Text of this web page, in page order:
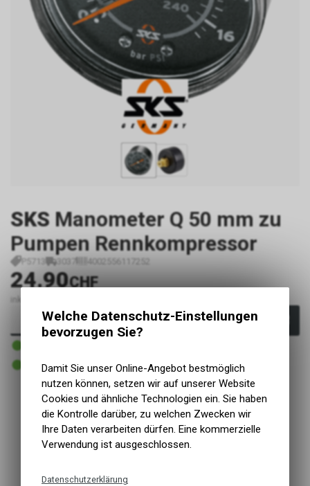
SKS Manometer Q 50 mm zu
Pumpen Rennkompressor
P5713 3037 4002556117252
24.90CHF
inkl. MwSt., zzgl. Versandkosten
In den Warenkorb
1 - 3 Tage lieferbar
Abholung VELOIN Zweirad-Werkstatt
KurzbezeichnungQ50
Ersatzmanometer zu SKS Standpumpen
Rennkompressor
Welche Datenschutz-Einstellungen
bevorzugen Sie?
Damit Sie unser Online-Angebot bestmöglich
nutzen können, setzen wir auf unserer Website
Cookies und ähnliche Technologien ein. Sie haben
die Kontrolle darüber, zu welchen Zwecken wir
Ihre Daten verarbeiten dürfen. Eine kommerzielle
Verwendung ist ausgeschlossen.
Datenschutzerklärung